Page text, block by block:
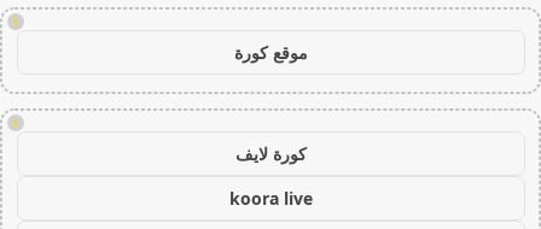
!
موقع كورة
!
كورة لايف
koora live